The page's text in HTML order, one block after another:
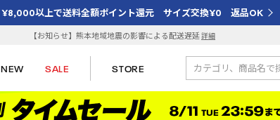
¥8,000以上で送料全額ポイント還元 サイズ交換¥0 返品OK
【お知らせ】熊本地域地震の影響による配送遅延詳細
NEW SALE STORE